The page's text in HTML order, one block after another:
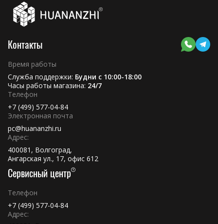
Контакты
Время работы
Служба поддержки: Будни с 10:00-18:00
Часы работы магазина: 24/7
Телефон
+7 (499) 577-04-84
Электронная почта
pc@huananzhi.ru
Адрес:
400081, Волгоград,
Ангарская ул., 17, офис 612
Сервисный центр
Телефон
+7 (499) 577-04-84
Адрес: